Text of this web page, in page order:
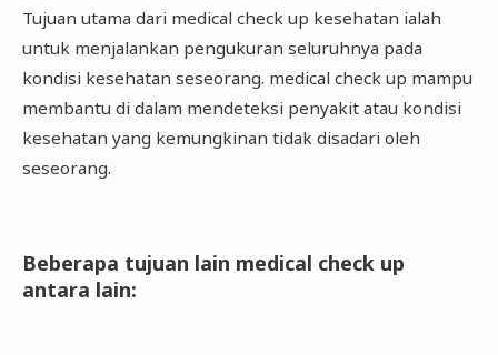
Tujuan utama dari medical check up kesehatan ialah
untuk menjalankan pengukuran seluruhnya pada
kondisi kesehatan seseorang. medical check up mampu
membantu di dalam mendeteksi penyakit atau kondisi
kesehatan yang kemungkinan tidak disadari oleh
seseorang.
Beberapa tujuan lain medical check up
antara lain: